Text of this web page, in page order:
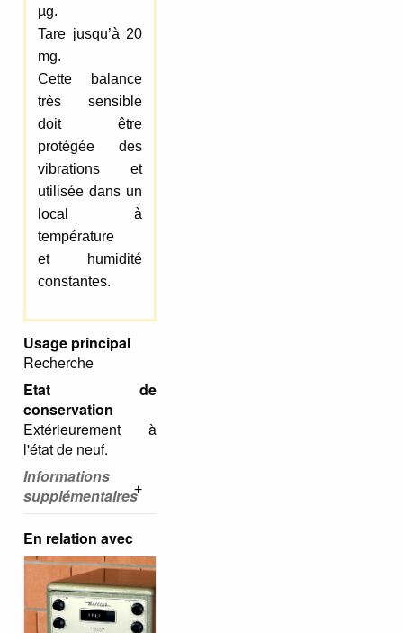
µg.
Tare jusqu’à 20
mg.
Cette balance
très sensible
doit être
protégée des
vibrations et
utilisée dans un
local à
température
et humidité
constantes.
Usage principal
Recherche
Etat de
conservation
Extérieurement à
l'état de neuf.
Informations
supplémentaires
En relation avec